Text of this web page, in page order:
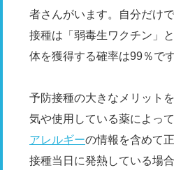
者さんがいます。自分だけ
接種は「弱毒生ワクチン」
体を獲得する確率は99％です
予防接種の大きなメリット
気や使用している薬によっ
アレルギーの情報を含めて
接種当日に発熱している場